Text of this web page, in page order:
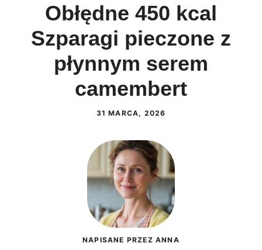
Obłędne 450 kcal
Szparagi pieczone z
płynnym serem
camembert
31 MARCA, 2026
NAPISANE PRZEZ ANNA